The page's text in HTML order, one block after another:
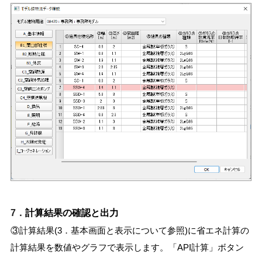
7． 計算結果の確認と出力
③計算結果(3．基本画面と表示について参照)に省エネ計算の
計算結果を数値やグラフで表示します。「API計算」ボタン